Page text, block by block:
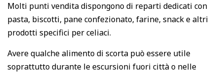
Molti punti vendita dispongono di reparti dedicati con
pasta, biscotti, pane confezionato, farine, snack e altri
prodotti specifici per celiaci.
Avere qualche alimento di scorta può essere utile
soprattutto durante le escursioni fuori città o nelle